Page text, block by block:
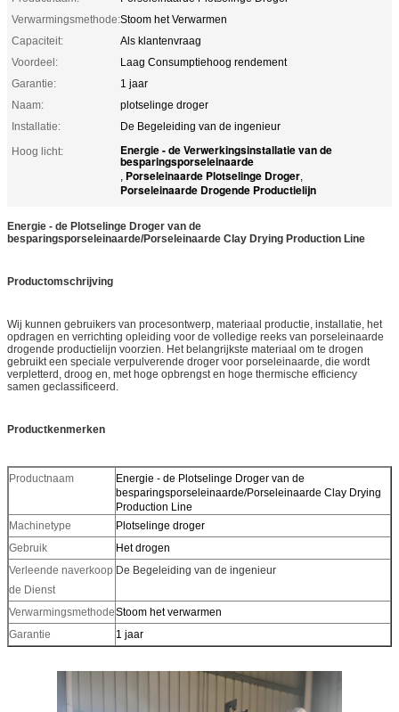
Verwarmingsmethode:Stoom het Verwarmen
Capaciteit:
Als klantenvraag
Voordeel:
Laag Consumptiehoog rendement
Garantie:
1 jaar
Naam:
plotselinge droger
Installatie:
De Begeleiding van de ingenieur
Hoog licht:
Energie - de Verwerkingsinstallatie van de
besparingsporseleinaarde
, Porseleinaarde Plotselinge Droger,
Porseleinaarde Drogende Productielijn
Energie - de Plotselinge Droger van de
besparingsporseleinaarde/Porseleinaarde Clay Drying Production Line
Productomschrijving
Wij kunnen gebruikers van procesontwerp, materiaal productie, installatie, het
opdragen en verrichting opleiding voor de volledige reeks van porseleinaarde
drogende productielijn voorzien. Het belangrijkste materiaal om te drogen
gebruikt een speciale verpulverende droger voor porseleinaarde, die wordt
verpletterd, droog en, met hoge opbrengst en hoge thermische efficiency
samen geclassificeerd.
Productkenmerken
Productnaam
Energie - de Plotselinge Droger van de
besparingsporseleinaarde/Porseleinaarde Clay Drying
Production Line
Machinetype
Plotselinge droger
Gebruik
Het drogen
Verleende naverkoop
de Dienst
De Begeleiding van de ingenieur
VerwarmingsmethodeStoom het verwarmen
Garantie
1 jaar